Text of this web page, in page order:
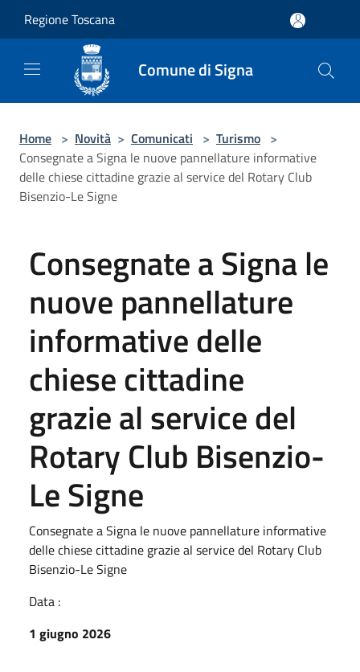
Regione Toscana
Comune di Signa
Home > Novità > Comunicati > Turismo >
Consegnate a Signa le nuove pannellature informative
delle chiese cittadine grazie al service del Rotary Club
Bisenzio-Le Signe
Consegnate a Signa le
nuove pannellature
informative delle
chiese cittadine
grazie al service del
Rotary Club Bisenzio-
Le Signe
Consegnate a Signa le nuove pannellature informative
delle chiese cittadine grazie al service del Rotary Club
Bisenzio-Le Signe
Data :
1 giugno 2026